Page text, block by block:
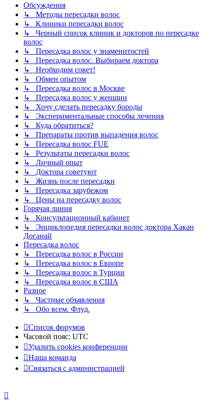
Обсуждения
↳ Методы пересадки волос
↳ Клиники пересадки волос
↳ Черный список клиник и докторов по пересадке
волос
↳ Пересадка волос у знаменитостей
↳ Пересадка волос. Выбираем доктора
↳ Необходим совет!
↳ Обмен опытом
↳ Пересадка волос в Москве
↳ Пересадка волос у женщин
↳ Хочу сделать пересадку бороды
↳ Экспериментальные способы лечения
↳ Куда обратиться?
↳ Препараты против выпадения волос
↳ Пересадка волос FUE
↳ Результаты пересадки волос
↳ Личный опыт
↳ Доктора советуют
↳ Жизнь после пересадки
↳ Пересадка зарубежом
↳ Цены на пересадку волос
Горячая линия
↳ Консультационный кабинет
↳ Энциклопедия пересадки волос доктора Хакан
Доганай
Пересадка волос
↳ Пересадка волос в России
↳ Пересадка волос в Европе
↳ Пересадка волос в Турции
↳ Пересадка волос в США
Разное
↳ Частные объявления
↳ Обо всем. Флуд.
Список форумов
Часовой пояс: UTC
Удалить cookies конференции
Наша команда
Связаться с администрацией